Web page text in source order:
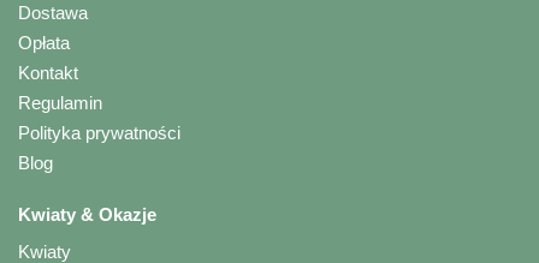
Dostawa
Opłata
Kontakt
Regulamin
Polityka prywatności
Blog
Kwiaty & Okazje
Kwiaty